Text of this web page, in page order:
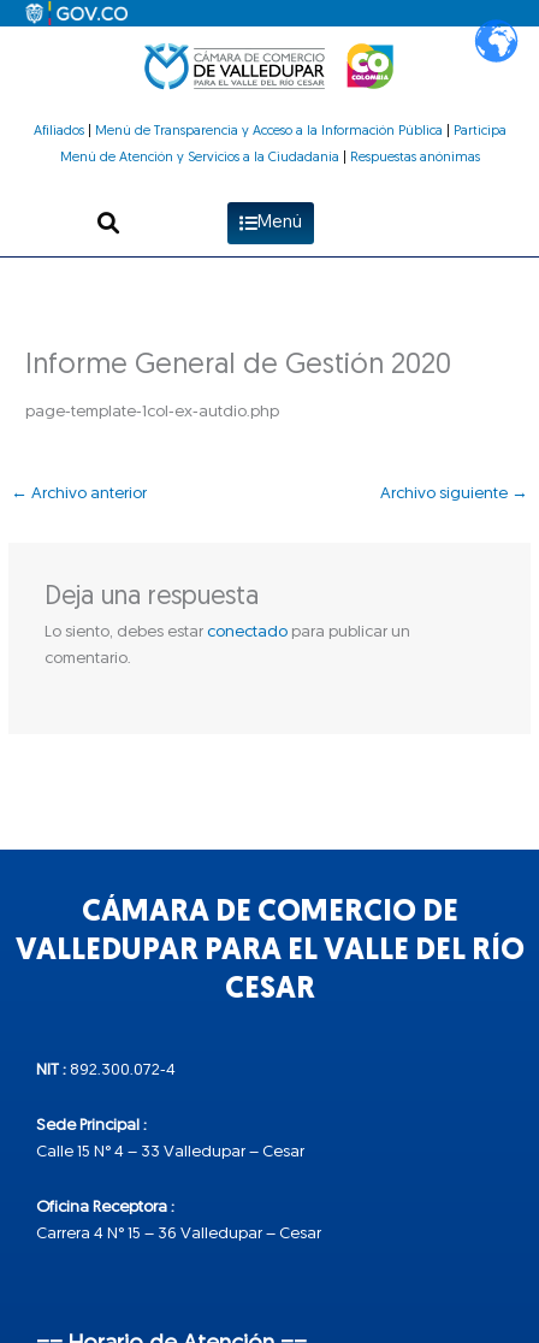
Afiliados| Menú de Transparencia y Acceso a la Información Pública
Participa
Menú de Atención y Servicios a la Ciudadanía
Respuestas anónimas
Menú
Informe General de Gestión 2020
page-template-1col-ex-autdio.php
← Archivo anterior Archivo siguiente →
Deja una respuesta
Lo siento, debes estar conectadopara publicar un
comentario.
CÁMARA DE COMERCIO DE
VALLEDUPAR PARA EL VALLE DEL RÍO
CESAR
NIT : 892.300.072-4
Sede Principal :
Calle 15 N° 4 – 33 Valledupar – Cesar
Oficina Receptora :
Carrera 4 N° 15 – 36 Valledupar – Cesar